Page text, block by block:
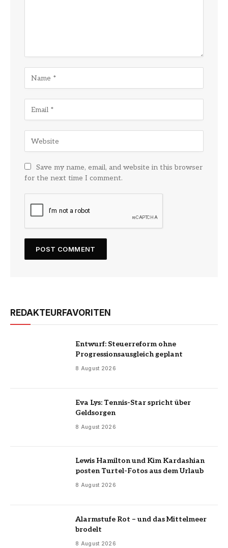
Save my name, email, and website in this browser
for the next time I comment.
REDAKTEURFAVORITEN
Entwurf: Steuerreform ohne
Progressionsausgleich geplant
8 August 2026
Eva Lys: Tennis-Star spricht über
Geldsorgen
8 August 2026
Lewis Hamilton und Kim Kardashian
posten Turtel-Fotos aus dem Urlaub
8 August 2026
Alarmstufe Rot – und das Mittelmeer
brodelt
8 August 2026